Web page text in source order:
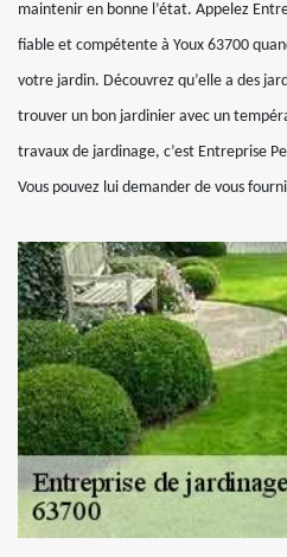
maintenir en bonne l’état. Appelez
fiable et compétente à Youx 63700
votre jardin. Découvrez qu’elle a des
trouver un bon jardinier avec un
travaux de jardinage, c’est Entreprise
Vous pouvez lui demander de vous